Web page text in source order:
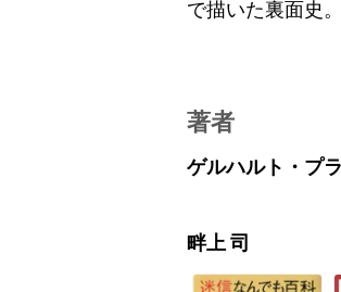
で描いた裏面史
著者
ゲルハルト・プ
畔上 司